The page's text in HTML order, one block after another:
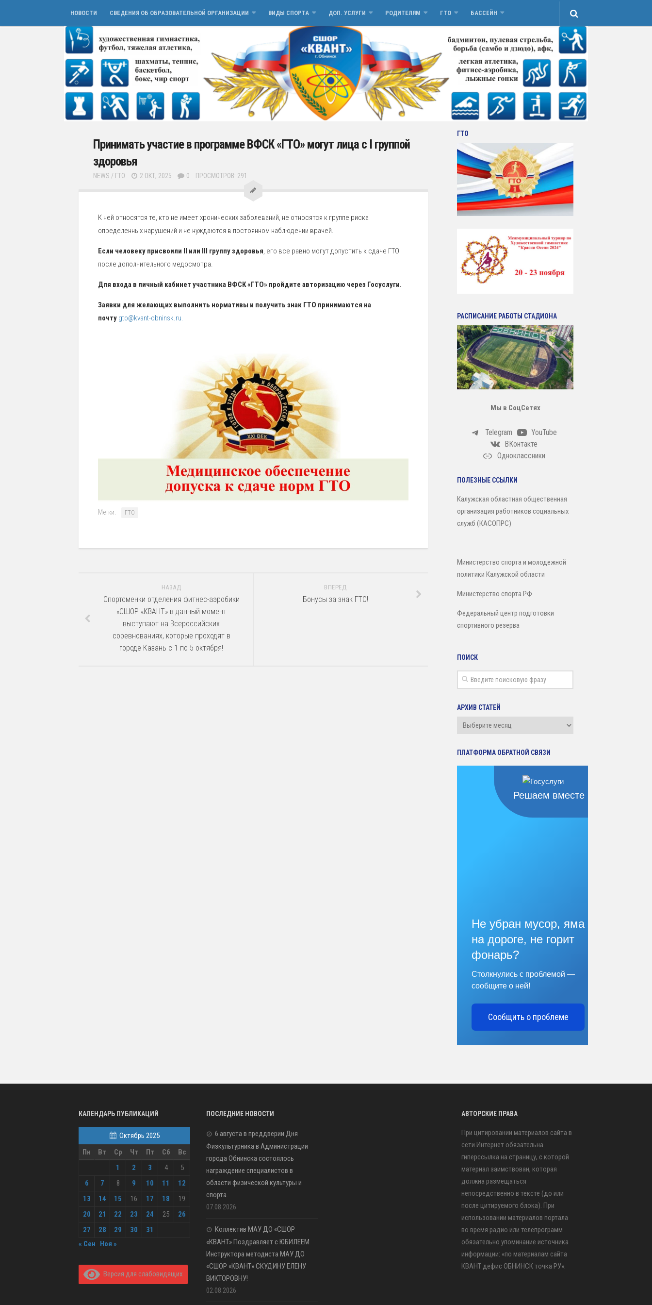
НОВОСТИ СВЕДЕНИЯ ОБ ОБРАЗОВАТЕЛЬНОЙ ОРГАНИЗАЦИИ ВИДЫ СПОРТА ДОП. УСЛУГИ РОДИТЕЛЯМ ГТО БАССЕЙН
Принимать участие в программе ВФСК «ГТО» могут лица с I группой
здоровья
NEWS / ГТО 2 ОКТ, 2025 0 ПРОСМОТРОВ: 291
К ней относятся те, кто не имеет хронических заболеваний, не относятся к группе риска
определенных нарушений и не нуждаются в постоянном наблюдении врачей.
Если человеку присвоили II или III группу здоровья, его все равно могут допустить к сдаче ГТО
после дополнительного медосмотра.
Для входа в личный кабинет участника ВФСК «ГТО» пройдите авторизацию через Госуслуги.
Заявки для желающих выполнить нормативы и получить знак ГТО принимаются на
почту gto@kvant-obninsk.ru.
Метки: ГТО
ВПЕРЕД
Бонусы за знак ГТО!
НАЗАД
Спортсменки отделения фитнес-аэробики
«СШОР «КВАНТ» в данный момент
выступают на Всероссийских
соревнованиях, которые проходят в
городе Казань с 1 по 5 октября!
ГТО
РАСПИСАНИЕ РАБОТЫ СТАДИОНА
Мы в СоцСетях
Telegram
YouTube
ВКонтакте
Одноклассники
ПОЛЕЗНЫЕ ССЫЛКИ
Калужская областная общественная
организация работников социальных
служб (КАСОПРС)
Министерство спорта и молодежной
политики Калужской области
Министерство спорта РФ
Федеральный центр подготовки
спортивного резерва
ПОИСК
АРХИВ СТАТЕЙ
Архив
ПЛАТФОРМА ОБРАТНОЙ СВЯЗИ
Решаем вместе
Не убран мусор, яма
на дороге, не горит
фонарь?
Столкнулись с проблемой —
сообщите о ней!
Сообщить о проблеме
КАЛЕНДАРЬ ПУБЛИКАЦИЙ
Октябрь 2025
Пн
Вт Ср Чт Пт Сб
Вс
1
2 3 4
5
6
7 8 9 10 11
12
13
14 15 16 17 18
19
20
21 22 23 24 25
26
27
28 29 30
31
« Сен
Ноя »
Версия для слабовидящих
ПОСЛЕДНИЕ НОВОСТИ
6 августа в преддверии Дня
Физкультурника в Администрации
города Обнинска состоялось
награждение специалистов в
области физической культуры и
спорта.
07.08.2026
Коллектив МАУ ДО «СШОР
«КВАНТ» Поздравляет с ЮБИЛЕЕМ
Инструктора методиста МАУ ДО
«СШОР «КВАНТ» СКУДИНУ ЕЛЕНУ
ВИКТОРОВНУ!
02.08.2026
АВТОРСКИЕ ПРАВА
При цитировании материалов сайта в
сети Интернет обязательна
гиперссылка на страницу, с которой
материал заимствован, которая
должна размещаться
непосредственно в тексте (до или
после цитируемого блока). При
использовании материалов портала
во время радио или телепрограмм
обязательно упоминание источника
информации: «по материалам сайта
КВАНТ дефис ОБНИНСК точка РУ».